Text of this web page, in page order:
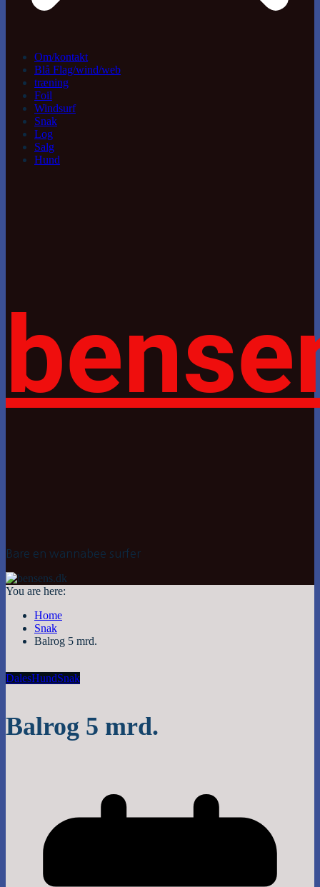
Om/kontakt
Blå Flag/wind/web
træning
Foil
Windsurf
Snak
Log
Salg
Hund
Bare en wannabee surfer
You are here:
Home
Snak
Balrog 5 mrd.
DalesHundSnak
Balrog 5 mrd.